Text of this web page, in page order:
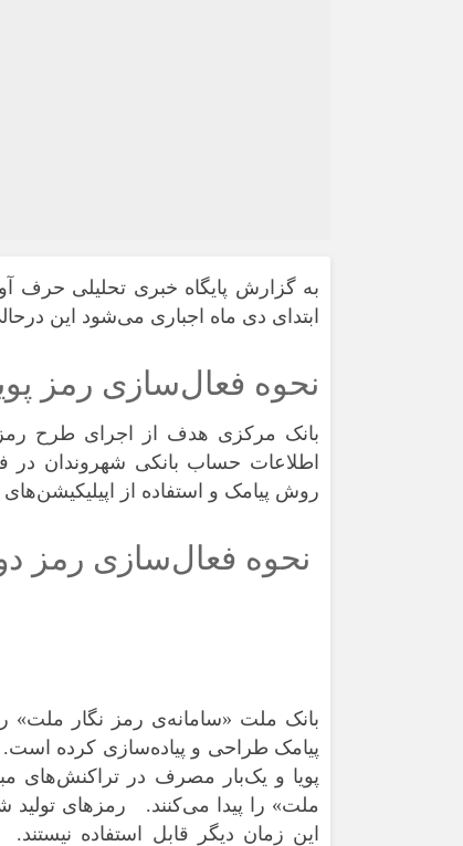
به گزارش پایگاه خبری تحلیلی حرف
ابتدای دی ماه اجباری می‌شود این
نحوه‌ فعال‌سازی رمز
بانک مرکزی هدف از اجرای طرح
اطلاعات حساب بانکی شهروندان
روش پیامک و استفاده از
نحوه فعال‌سازی رمز
بانک ملت «سامانه‌ی رمز نگار ملت»
پیامک طراحی و پیاده‌سازی کرده است.
پویا و یک‌بار مصرف در تراکنش‌های
این زمان دیگر قابل استفاده